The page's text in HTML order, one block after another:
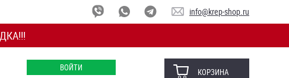
info@krep-shop.ru
ВОЙТИ
КОРЗИНА